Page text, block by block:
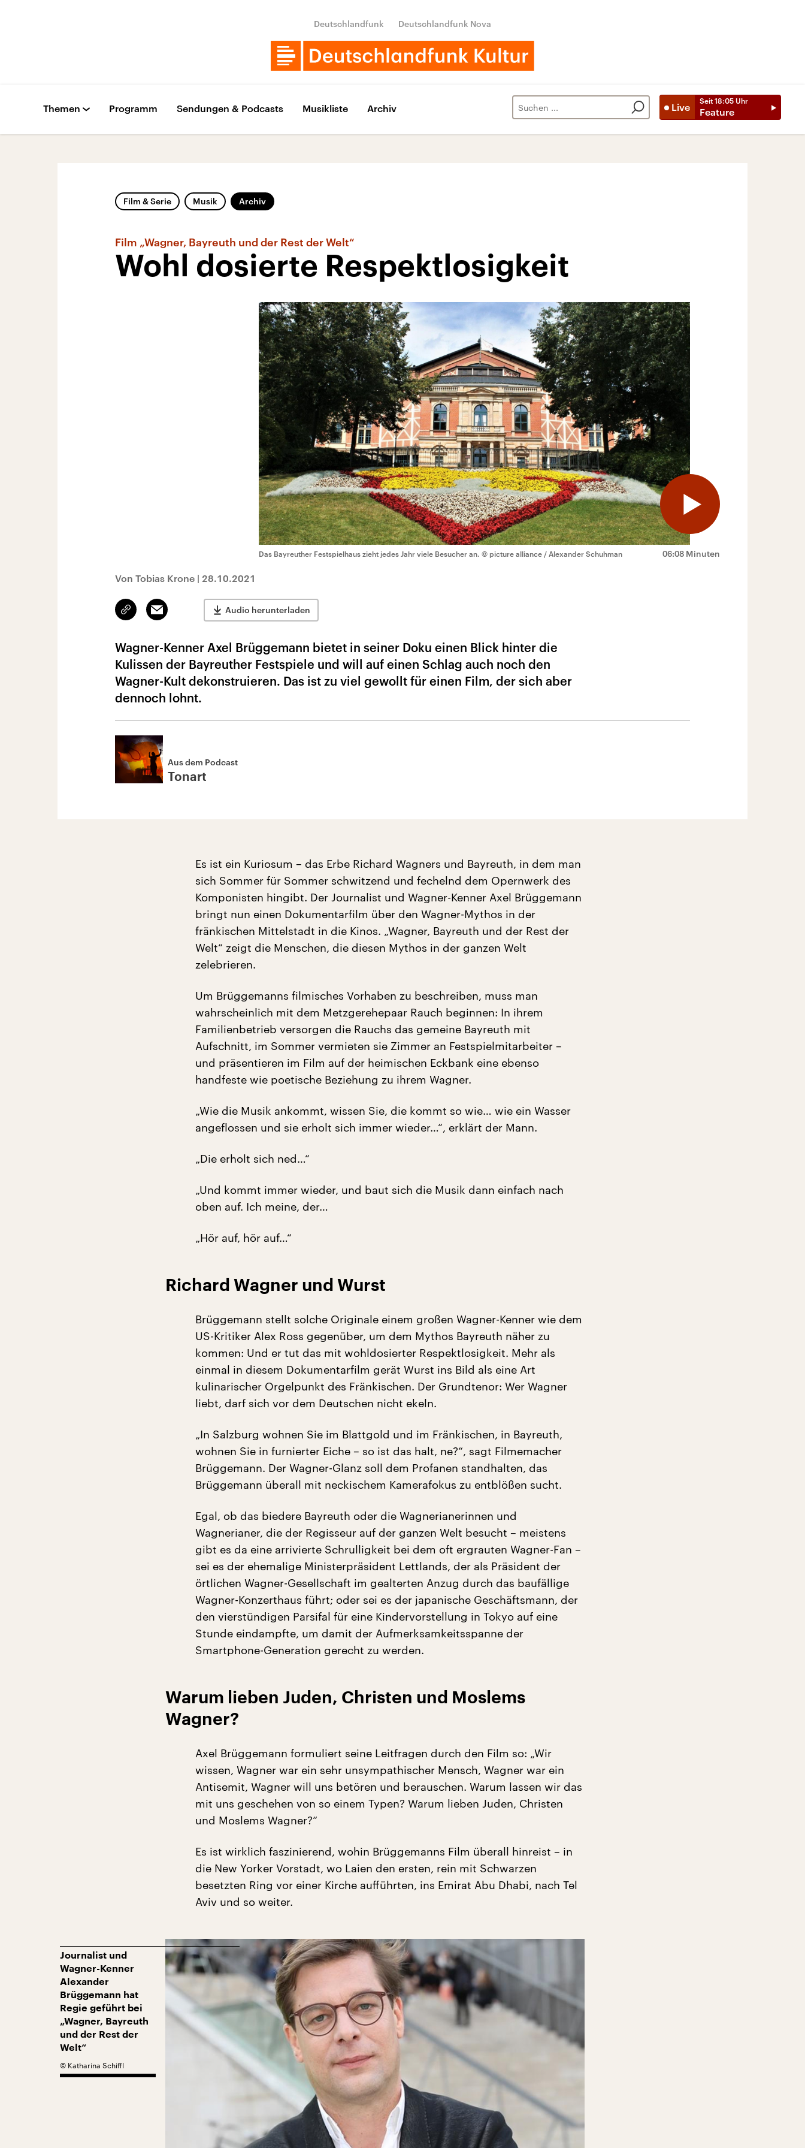
Deutschlandfunk Deutschlandfunk Nova
Live
Seit 18:05 Uhr
Feature
Themen Programm Sendungen & Podcasts Musikliste Archiv
Film & Serie Musik Archiv
Film „Wagner, Bayreuth und der Rest der Welt“
Wohl dosierte Respektlosigkeit
06:08 Minuten
Das Bayreuther Festspielhaus zieht jedes Jahr viele Besucher an. © picture alliance / Alexander Schuhman
Von Tobias Krone | 28.10.2021
Link
kopieren/teilen
Email Audio herunterladen
Wagner-Kenner Axel Brüggemann bietet in seiner Doku einen Blick hinter die
Kulissen der Bayreuther Festspiele und will auf einen Schlag auch noch den
Wagner-Kult dekonstruieren. Das ist zu viel gewollt für einen Film, der sich aber
dennoch lohnt.
Aus dem Podcast
Tonart
Es ist ein Kuriosum – das Erbe Richard Wagners und Bayreuth, in dem man
sich Sommer für Sommer schwitzend und fechelnd dem Opernwerk des
Komponisten hingibt. Der Journalist und Wagner-Kenner Axel Brüggemann
bringt nun einen Dokumentarfilm über den Wagner-Mythos in der
fränkischen Mittelstadt in die Kinos. „Wagner, Bayreuth und der Rest der
Welt“ zeigt die Menschen, die diesen Mythos in der ganzen Welt
zelebrieren.
Um Brüggemanns filmisches Vorhaben zu beschreiben, muss man
wahrscheinlich mit dem Metzgerehepaar Rauch beginnen: In ihrem
Familienbetrieb versorgen die Rauchs das gemeine Bayreuth mit
Aufschnitt, im Sommer vermieten sie Zimmer an Festspielmitarbeiter –
und präsentieren im Film auf der heimischen Eckbank eine ebenso
handfeste wie poetische Beziehung zu ihrem Wagner.
„Wie die Musik ankommt, wissen Sie, die kommt so wie… wie ein Wasser
angeflossen und sie erholt sich immer wieder…“, erklärt der Mann.
„Die erholt sich ned…“
„Und kommt immer wieder, und baut sich die Musik dann einfach nach
oben auf. Ich meine, der…
„Hör auf, hör auf…“
Richard Wagner und Wurst
Brüggemann stellt solche Originale einem großen Wagner-Kenner wie dem
US-Kritiker Alex Ross gegenüber, um dem Mythos Bayreuth näher zu
kommen: Und er tut das mit wohldosierter Respektlosigkeit. Mehr als
einmal in diesem Dokumentarfilm gerät Wurst ins Bild als eine Art
kulinarischer Orgelpunkt des Fränkischen. Der Grundtenor: Wer Wagner
liebt, darf sich vor dem Deutschen nicht ekeln.
„In Salzburg wohnen Sie im Blattgold und im Fränkischen, in Bayreuth,
wohnen Sie in furnierter Eiche – so ist das halt, ne?“, sagt Filmemacher
Brüggemann. Der Wagner-Glanz soll dem Profanen standhalten, das
Brüggemann überall mit neckischem Kamerafokus zu entblößen sucht.
Egal, ob das biedere Bayreuth oder die Wagnerianerinnen und
Wagnerianer, die der Regisseur auf der ganzen Welt besucht – meistens
gibt es da eine arrivierte Schrulligkeit bei dem oft ergrauten Wagner-Fan –
sei es der ehemalige Ministerpräsident Lettlands, der als Präsident der
örtlichen Wagner-Gesellschaft im gealterten Anzug durch das baufällige
Wagner-Konzerthaus führt; oder sei es der japanische Geschäftsmann, der
den vierstündigen Parsifal für eine Kindervorstellung in Tokyo auf eine
Stunde eindampfte, um damit der Aufmerksamkeitsspanne der
Smartphone-Generation gerecht zu werden.
Warum lieben Juden, Christen und Moslems
Wagner?
Axel Brüggemann formuliert seine Leitfragen durch den Film so: „Wir
wissen, Wagner war ein sehr unsympathischer Mensch, Wagner war ein
Antisemit, Wagner will uns betören und berauschen. Warum lassen wir das
mit uns geschehen von so einem Typen? Warum lieben Juden, Christen
und Moslems Wagner?“
Es ist wirklich faszinierend, wohin Brüggemanns Film überall hinreist – in
die New Yorker Vorstadt, wo Laien den ersten, rein mit Schwarzen
besetzten Ring vor einer Kirche aufführten, ins Emirat Abu Dhabi, nach Tel
Aviv und so weiter.
Journalist und
Wagner-Kenner
Alexander
Brüggemann hat
Regie geführt bei
„Wagner, Bayreuth
und der Rest der
Welt“
© Katharina Schiffl